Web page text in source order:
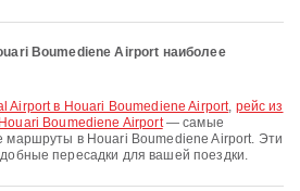
Boumediene Airport наиболее
Airport в Houari Boumediene Airport, рейс из
Boumediene Airport— самые
маршруты в Houari Boumediene Airport. Эти
пересадки для вашей поездки.